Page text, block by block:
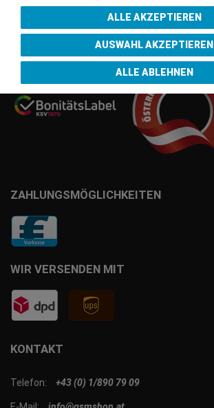
KONTAKT
Telefon: +43 (0) 1/890 79 09
ZAHLUNGSMÖGLICHKEITEN
WIR VERSENDEN MIT
Gütesiegel
ALLE AKZEPTIEREN
AUSWAHL AKZEPTIEREN
ALLE ABLEHNEN